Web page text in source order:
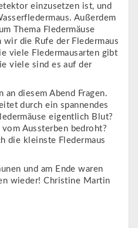
einzusetzen ist, und
Außerdem
Thema Fledermäuse
die Rufe der Fledermaus
viele Fledermausarten gibt
viele sind es auf der
diesem Abend Fragen.
durch ein spannendes
eigentlich Blut?
Aussterben bedroht?
die kleinste Fledermaus
und am Ende waren
wieder! Christine Martin